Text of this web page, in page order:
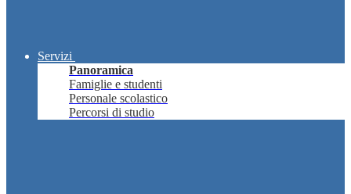
Servizi
Panoramica
Famiglie e studenti
Personale scolastico
Percorsi di studio